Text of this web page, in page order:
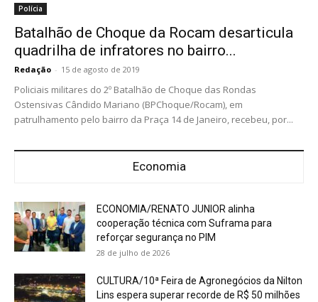
Polícia
Batalhão de Choque da Rocam desarticula
quadrilha de infratores no bairro...
Redação - 15 de agosto de 2019
Policiais militares do 2º Batalhão de Choque das Rondas
Ostensivas Cândido Mariano (BPChoque/Rocam), em
patrulhamento pelo bairro da Praça 14 de Janeiro, recebeu, por...
Economia
ECONOMIA/RENATO JUNIOR alinha
cooperação técnica com Suframa para
reforçar segurança no PIM
28 de julho de 2026
CULTURA/10ª Feira de Agronegócios da Nilton
Lins espera superar recorde de R$ 50 milhões